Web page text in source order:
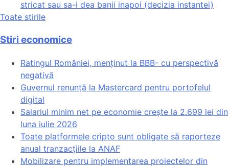
stricat sau sa-i dea banii inapoi (decizia instantei)
Toate stirile
Stiri economice
Ratingul României, menținut la BBB- cu perspectivă
negativă
Guvernul renunță la Mastercard pentru portofelul
digital
Salariul minim net pe economie crește la 2.699 lei din
luna iulie 2026
Toate platformele cripto sunt obligate să raporteze
anual tranzacțiile la ANAF
Mobilizare pentru implementarea proiectelor din